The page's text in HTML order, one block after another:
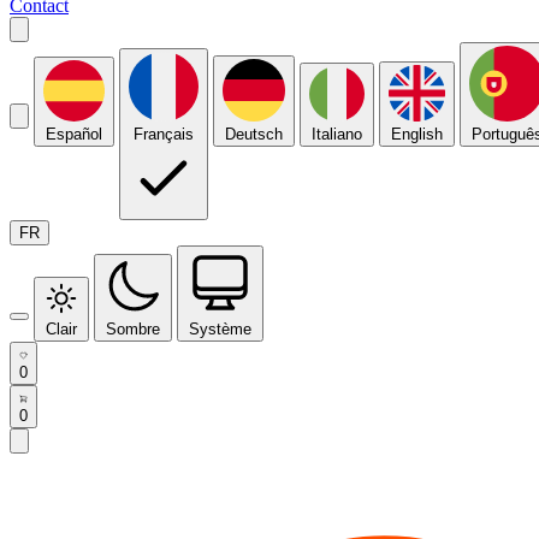
Contact
Español Français Deutsch Italiano English
FR
Clair Sombre Système
0
0